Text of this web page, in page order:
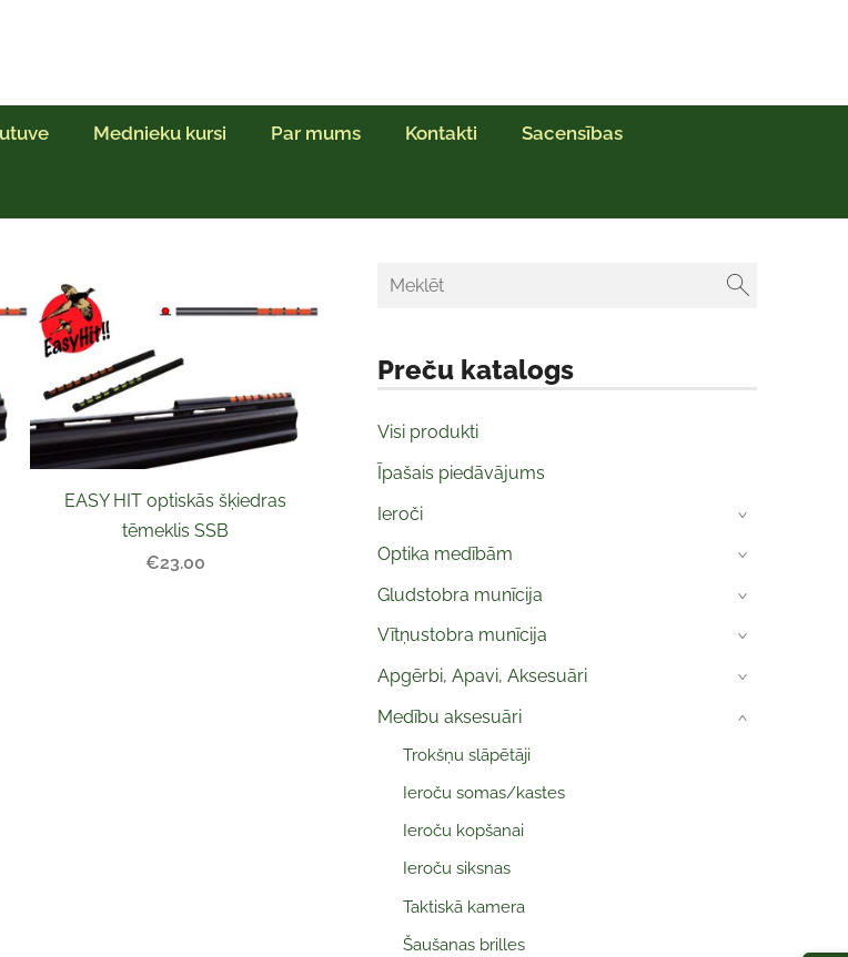
Mednieku kursi Par mums Kontakti Sacensības
Preču katalogs
Visi produkti
Īpašais piedāvājums
Ieroči
›
Optika medībām ›
Gludstobra munīcija ›
Vītņustobra munīcija ›
Apgērbi, Apavi, Aksesuāri ›
Medību aksesuāri
Trokšņu slāpētāji
Ieroču somas/kastes
Ieroču kopšanai
Ieroču siksnas
Taktiskā kamera
Šaušanas brilles
›
EASY HIT optiskās šķiedras
tēmeklis SSB
€23.00